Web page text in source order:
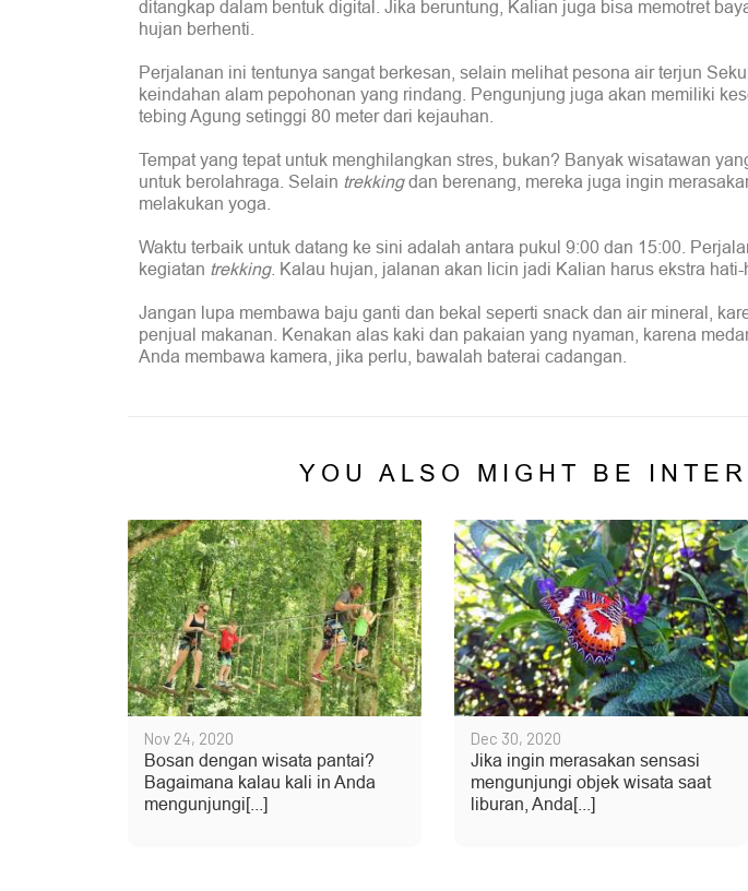
ditangkap dalam bentuk digital. Jika beruntung, Kalian juga bisa memotret
hujan berhenti.
Perjalanan ini tentunya sangat berkesan, selain melihat pesona air terjun
keindahan alam pepohonan yang rindang. Pengunjung juga akan memiliki
tebing Agung setinggi 80 meter dari kejauhan.
Tempat yang tepat untuk menghilangkan stres, bukan? Banyak wisatawan
untuk berolahraga. Selain trekkingdan berenang, mereka juga ingin
melakukan yoga.
Waktu terbaik untuk datang ke sini adalah antara pukul 9:00 dan 15:00.
kegiatan trekking. Kalau hujan, jalanan akan licin jadi Kalian harus ekstra
Jangan lupa membawa baju ganti dan bekal seperti snack dan air mineral,
penjual makanan. Kenakan alas kaki dan pakaian yang nyaman, karena
Anda membawa kamera, jika perlu, bawalah baterai cadangan.
YOU ALSO MIGHT BE
Nov 24, 2020
Bosan dengan wisata pantai?
Bagaimana kalau kali in Anda
mengunjungi[...]
Dec 30, 2020
Jika ingin merasakan sensasi
mengunjungi objek wisata saat
liburan, Anda[...]